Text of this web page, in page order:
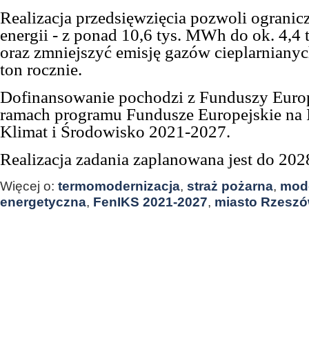
Realizacja przedsięwzięcia pozwoli
energii - z ponad 10,6 tys. MWh do ok. 4,4
oraz zmniejszyć emisję gazów
ton rocznie.
Dofinansowanie pochodzi z Funduszy
ramach programu Fundusze Europejskie
Klimat i Środowisko 2021-2027.
Realizacja zadania zaplanowana jest do
Więcej o: termomodernizacja, straż pożarna,
energetyczna, FenIKS 2021-2027, miasto